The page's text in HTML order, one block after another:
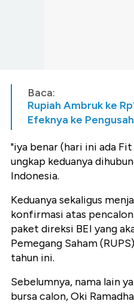
Baca:
Rupiah Ambruk ke
Efeknya ke
"iya benar (hari ini ada
ungkap keduanya
Indonesia.
Keduanya sekaligus
konfirmasi atas
paket direksi BEI yang
Pemegang Saham
tahun ini.
Sebelumnya, nama lain
bursa calon, Oki